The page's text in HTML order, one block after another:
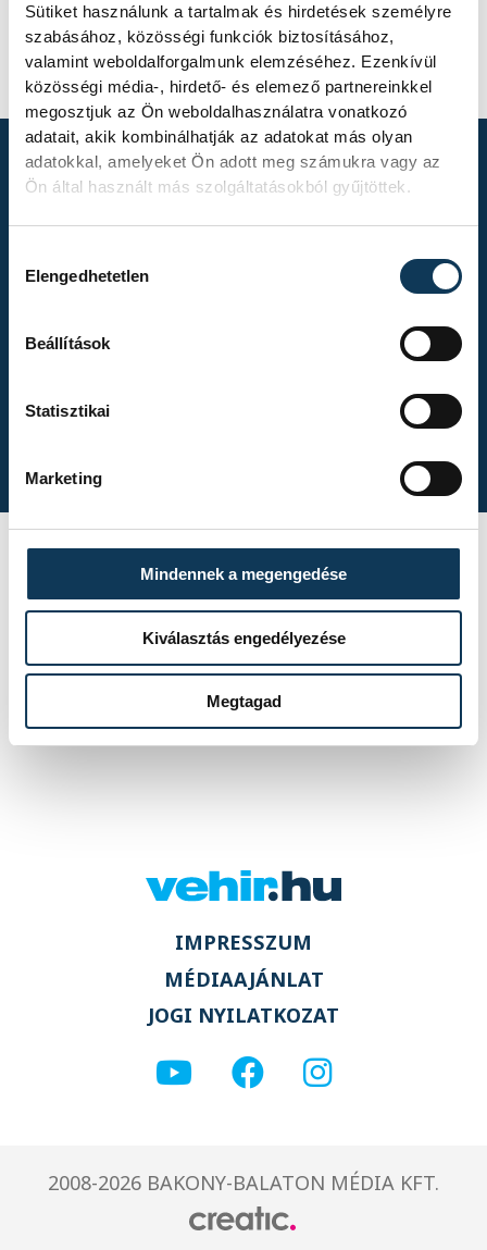
Sütiket használunk a tartalmak és hirdetések személyre
szabásához, közösségi funkciók biztosításához,
valamint weboldalforgalmunk elemzéséhez. Ezenkívül
közösségi média-, hirdető- és elemező partnereinkkel
megosztjuk az Ön weboldalhasználatra vonatkozó
adatait, akik kombinálhatják az adatokat más olyan
adatokkal, amelyeket Ön adott meg számukra vagy az
Ön által használt más szolgáltatásokból gyűjtöttek.
Elengedhetetlen
Beállítások
Statisztikai
Marketing
Mindennek a megengedése
Kiválasztás engedélyezése
Megtagad
Gasper Marguc
A One Veszprém
idénynyitó
sajtótájékoztatója
IMPRESSZUM
MÉDIAAJÁNLAT
JOGI NYILATKOZAT
2008-2026 BAKONY-BALATON MÉDIA KFT.